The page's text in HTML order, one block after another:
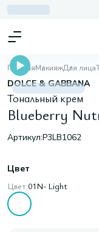
ГлавнаяМакияжДля лица
DOLCE & GABBANA
Тональный крем
Blueberry
Артикул:P3LB1062
Цвет
Цвет:01N- Light